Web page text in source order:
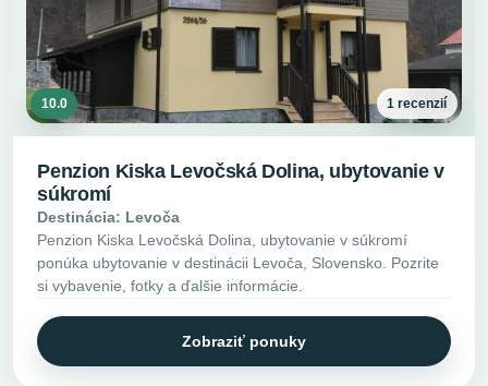
10.0 1 recenzií
Penzion Kiska Levočská Dolina, ubytovanie v
súkromí
Destinácia: Levoča
Penzion Kiska Levočská Dolina, ubytovanie v súkromí
ponúka ubytovanie v destinácii Levoča, Slovensko. Pozrite
si vybavenie, fotky a ďalšie informácie.
Zobraziť ponuky